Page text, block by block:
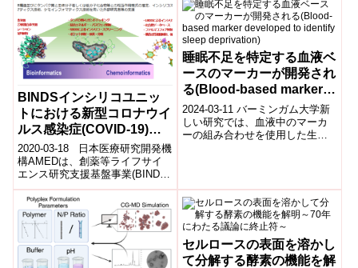
BINDSインシリコユニッ
トにおける新型コロナウイ
ルス感染症(COVID-19)関
連研究について
2020-03-18 日本医療研究開発機
構AMEDは、創薬等ライフサイ
エンス研究支援基盤事業(BINDS)
のインシリコユニットのプラッ
トフォームを活用し、「...
睡眠不足を特定する血液ベ
ースのマーカーが開発され
る(Blood-based marker
developed to identify
sleep deprivation)
2024-03-11 バーミンガム大学新
しい研究では、血液中のマーカ
ーの組み合わせを使用した生体
セルロースの表面を溶かし
て分解する酵素の機能を解